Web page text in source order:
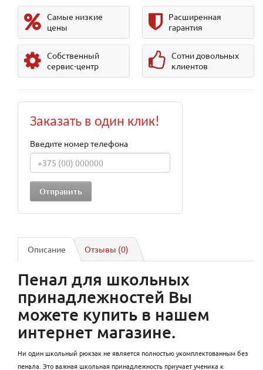
Самые низкие
цены
Расширенная
гарантия
Собственный
сервис-центр
Сотни довольных
клиентов
Заказать в один клик!
Введите номер телефона
Описание Отзывы (0)
Пенал для школьных
принадлежностей Вы
можете купить в нашем
интернет магазине.
Ни один школьный рюкзак не является полностью укомплектованным без
пенала. Это важная школьная принадлежность приучает ученика к